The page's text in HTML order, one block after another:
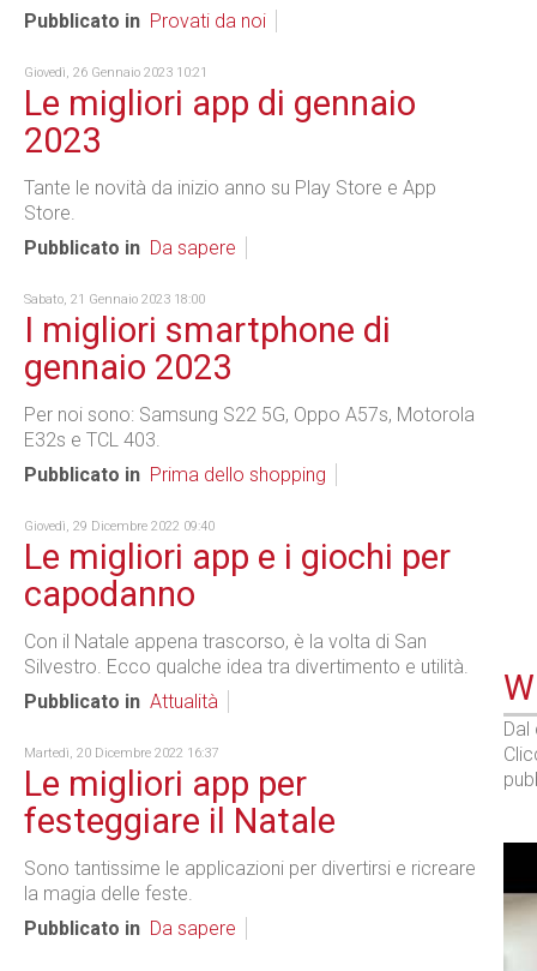
Pubblicato in Provati da noi
Giovedì, 26 Gennaio 2023 10:21
Le migliori app di gennaio
2023
Tante le novità da inizio anno su Play Store e App
Store.
Pubblicato in Da sapere
Sabato, 21 Gennaio 2023 18:00
I migliori smartphone di
gennaio 2023
Per noi sono: Samsung S22 5G, Oppo A57s, Motorola
E32s e TCL 403.
Pubblicato in Prima dello shopping
Giovedì, 29 Dicembre 2022 09:40
Le migliori app e i giochi per
capodanno
Con il Natale appena trascorso, è la volta di San
Silvestro. Ecco qualche idea tra divertimento e utilità.
Pubblicato in Attualità
Martedì, 20 Dicembre 2022 16:37
Le migliori app per
festeggiare il Natale
Sono tantissime le applicazioni per divertirsi e ricreare
la magia delle feste.
Pubblicato in Da sapere